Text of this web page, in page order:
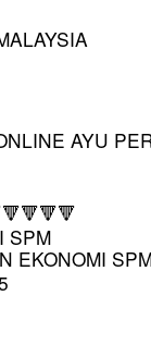
AYU
SPM
EKONOMI